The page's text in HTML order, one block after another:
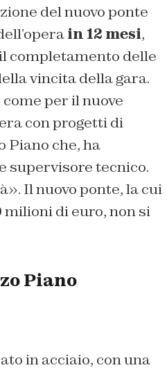
del nuovo ponte
in 12 mesi,
completamento delle
vincita della gara.
per il nuove
con progetti di
Piano che, ha
supervisore tecnico.
Il nuovo ponte, la cui
milioni di euro, non si
Piano
in acciaio, con una